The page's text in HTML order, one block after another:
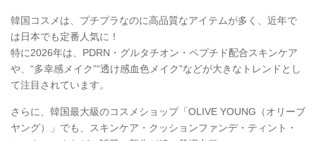
韓国コスメは、プチプラなのに高品質なアイテムが多く、近年で
は日本でも定番人気に！
特に2026年は、PDRN・グルタチオン・ペプチド配合スキンケア
や、“多幸感メイク”“透け感血色メイク”などが大きなトレンドとし
て注目されています。
さらに、韓国最大級のコスメショップ「OLIVE YOUNG（オリーブ
ヤング）」でも、スキンケア・クッションファンデ・ティント・